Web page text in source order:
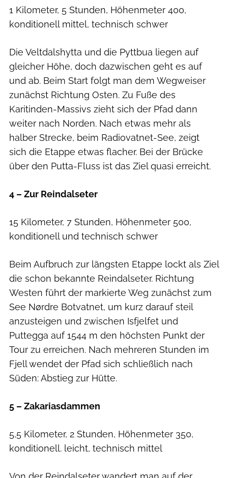
1 Kilometer, 5 Stunden, Höhenmeter 400,
konditionell mittel, technisch schwer
Die Veltdalshytta und die Pyttbua liegen auf
gleicher Höhe, doch dazwischen geht es auf
und ab. Beim Start folgt man dem Wegweiser
zunächst Richtung Osten. Zu Fuße des
Karitinden-Massivs zieht sich der Pfad dann
weiter nach Norden. Nach etwas mehr als
halber Strecke, beim Radiovatnet-See, zeigt
sich die Etappe etwas flacher. Bei der Brücke
über den Putta-Fluss ist das Ziel quasi erreicht.
4 – Zur Reindalseter
15 Kilometer, 7 Stunden, Höhenmeter 500,
konditionell und technisch schwer
Beim Aufbruch zur längsten Etappe lockt als Ziel
die schon bekannte Reindalseter. Richtung
Westen führt der markierte Weg zunächst zum
See Nørdre Botvatnet, um kurz darauf steil
anzusteigen und zwischen Isfjelfet und
Puttegga auf 1544 m den höchsten Punkt der
Tour zu erreichen. Nach mehreren Stunden im
Fjell wendet der Pfad sich schließlich nach
Süden: Abstieg zur Hütte.
5 – Zakariasdammen
5,5 Kilometer, 2 Stunden, Höhenmeter 350,
konditionell. leicht, technisch mittel